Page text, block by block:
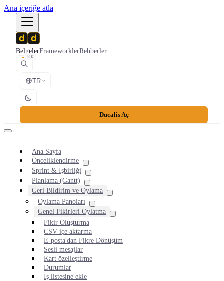
Ana içeriğe atla
BelgelerFrameworklerRehberler
⌘K
TR
Ducalis Aç
Ana Sayfa
Önceliklendirme
Sprint & İşbirliği
Planlama (Gantt)
Geri Bildirim ve Oylama
Oylama Panoları
Genel Fikirleri Oylatma
Fikir Oluşturma
CSV içe aktarma
E-posta'dan Fikre Dönüşüm
Sesli mesajlar
Kart özelleştirme
Durumlar
İş listesine ekle